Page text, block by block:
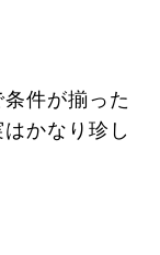
件が揃った
かなり珍し